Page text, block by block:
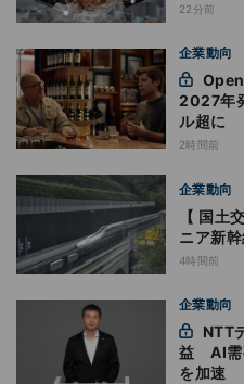
22分前
企業動向
2027年
ル超に
2時間前
企業動向
【 国
ニア新
4時間前
企業動向
益 AI需
を加速